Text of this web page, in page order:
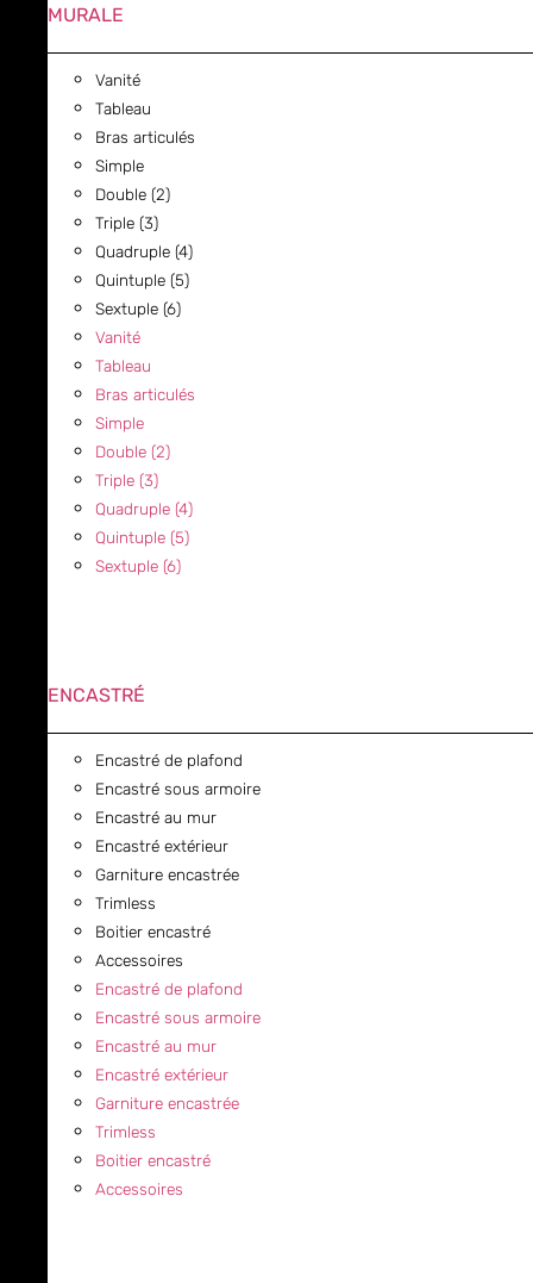
MURALE
Vanité
Tableau
Bras articulés
Simple
Double (2)
Triple (3)
Quadruple (4)
Quintuple (5)
Sextuple (6)
Vanité
Tableau
Bras articulés
Simple
Double (2)
Triple (3)
Quadruple (4)
Quintuple (5)
Sextuple (6)
ENCASTRÉ
Encastré de plafond
Encastré sous armoire
Encastré au mur
Encastré extérieur
Garniture encastrée
Trimless
Boitier encastré
Accessoires
Encastré de plafond
Encastré sous armoire
Encastré au mur
Encastré extérieur
Garniture encastrée
Trimless
Boitier encastré
Accessoires